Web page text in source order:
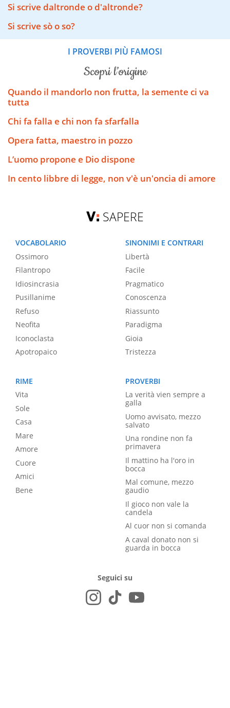
Si scrive daltronde o d'altronde?
Si scrive sò o so?
I PROVERBI PIÙ FAMOSI
scopri l’origine
Quando il mandorlo non frutta, la semente ci va
tutta
Chi fa falla e chi non fa sfarfalla
Opera fatta, maestro in pozzo
L’uomo propone e Dio dispone
In cento libbre di legge, non v'è un'oncia di amore
SAPERE
VOCABOLARIO
Ossimoro
Filantropo
Idiosincrasia
Pusillanime
Refuso
Neofita
Iconoclasta
Apotropaico
SINONIMI E CONTRARI
Libertà
Facile
Pragmatico
Conoscenza
Riassunto
Paradigma
Gioia
Tristezza
RIME
Vita
Sole
Casa
Mare
Amore
Cuore
Amici
Bene
PROVERBI
La verità vien sempre a
galla
Uomo avvisato, mezzo
salvato
Una rondine non fa
primavera
Il mattino ha l'oro in
bocca
Mal comune, mezzo
gaudio
Il gioco non vale la
candela
Al cuor non si comanda
A caval donato non si
guarda in bocca
Seguici su